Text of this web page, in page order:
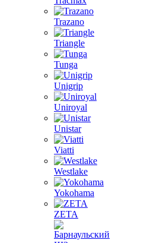
Trazano
Triangle
Tunga
Unigrip
Uniroyal
Unistar
Viatti
Westlake
Yokohama
ZETA